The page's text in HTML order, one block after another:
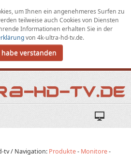
umIhnen ein angenehmeres Surfen zu
teilweise auch Cookies von Diensten
Informationen erhalten Sie in der
von 4k-ultra-hd-tv.de.
verstanden
tv / Navigation: Produkte- Monitore-